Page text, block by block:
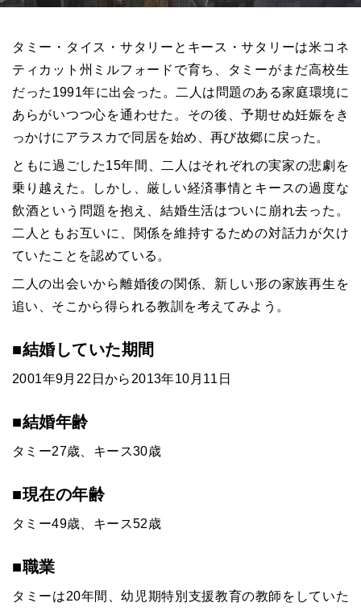
タミー・タイス・サタリーとキース・サタリーは米コネ
ティカット州ミルフォードで育ち、タミーがまだ高校生
だった1991年に出会った。二人は問題のある家庭環境に
あらがいつつ心を通わせた。その後、予期せぬ妊娠をき
っかけにアラスカで同居を始め、再び故郷に戻った。
ともに過ごした15年間、二人はそれぞれの実家の悲劇を
乗り越えた。しかし、厳しい経済事情とキースの過度な
飲酒という問題を抱え、結婚生活はついに崩れ去った。
二人ともお互いに、関係を維持するための対話力が欠け
ていたことを認めている。
二人の出会いから離婚後の関係、新しい形の家族再生を
追い、そこから得られる教訓を考えてみよう。
■結婚していた期間
2001年9月22日から2013年10月11日
■結婚年齢
タミー27歳、キース30歳
■現在の年齢
タミー49歳、キース52歳
■職業
タミーは20年間、幼児期特別支援教育の教師をしていた